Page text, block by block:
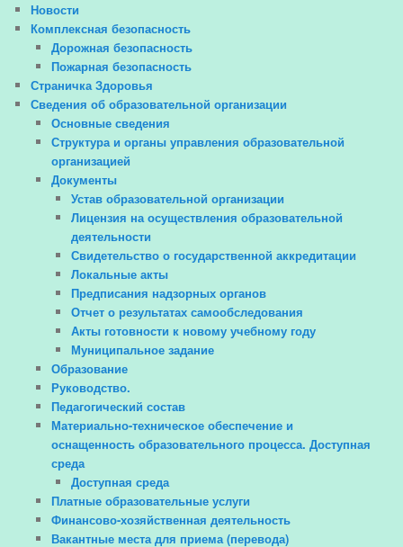
Новости
Комплексная безопасность
Дорожная безопасность
Пожарная безопасность
Страничка Здоровья
Сведения об образовательной организации
Основные сведения
Структура и органы управления образовательной
организацией
Документы
Устав образовательной организации
Лицензия на осуществления образовательной
деятельности
Свидетельство о государственной аккредитации
Локальные акты
Предписания надзорных органов
Отчет о результатах самообследования
Акты готовности к новому учебному году
Муниципальное задание
Образование
Руководство.
Педагогический состав
Материально-техническое обеспечение и
оснащенность образовательного процесса. Доступная
среда
Доступная среда
Платные образовательные услуги
Финансово-хозяйственная деятельность
Вакантные места для приема (перевода)